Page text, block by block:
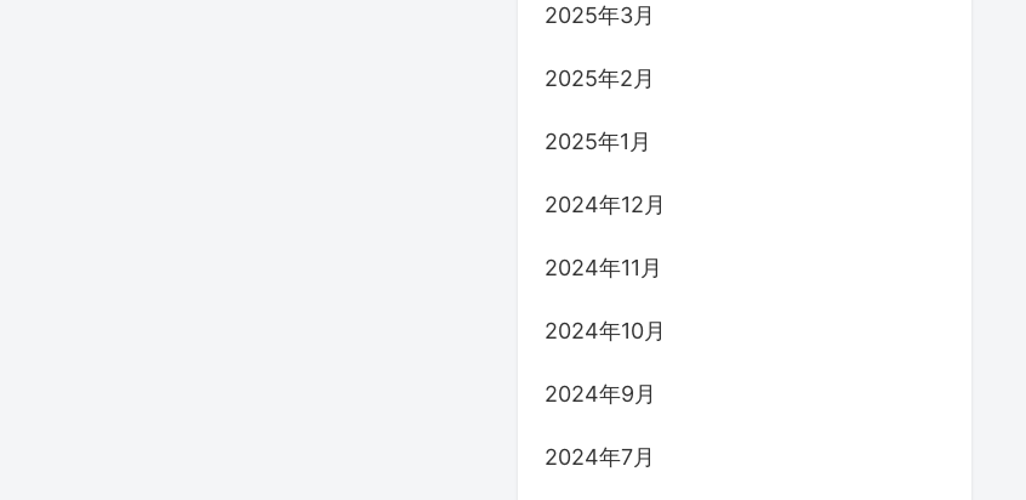
2025年3月
2025年2月
2025年1月
2024年12月
2024年11月
2024年10月
2024年9月
2024年7月